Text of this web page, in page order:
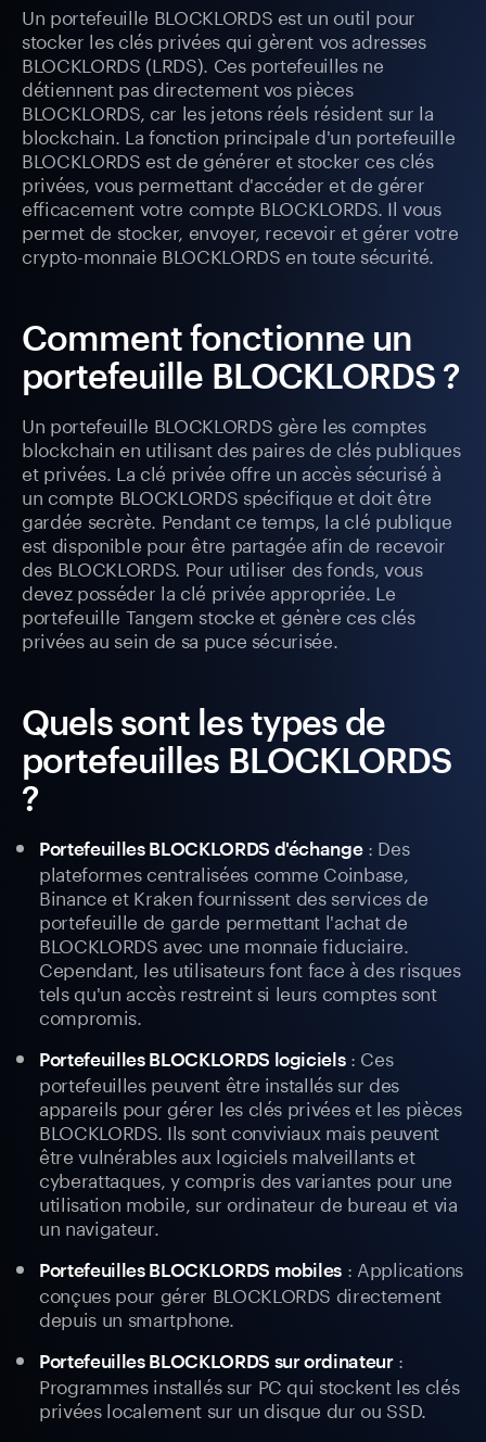
Un portefeuille BLOCKLORDS est un outil pour
stocker les clés privées qui gèrent vos adresses
BLOCKLORDS (LRDS). Ces portefeuilles ne
détiennent pas directement vos pièces
BLOCKLORDS, car les jetons réels résident sur la
blockchain. La fonction principale d'un portefeuille
BLOCKLORDS est de générer et stocker ces clés
privées, vous permettant d'accéder et de gérer
efficacement votre compte BLOCKLORDS. Il vous
permet de stocker, envoyer, recevoir et gérer votre
crypto-monnaie BLOCKLORDS en toute sécurité.
Comment fonctionne un
portefeuille BLOCKLORDS ?
Un portefeuille BLOCKLORDS gère les comptes
blockchain en utilisant des paires de clés publiques
et privées. La clé privée offre un accès sécurisé à
un compte BLOCKLORDS spécifique et doit être
gardée secrète. Pendant ce temps, la clé publique
est disponible pour être partagée afin de recevoir
des BLOCKLORDS. Pour utiliser des fonds, vous
devez posséder la clé privée appropriée. Le
portefeuille Tangem stocke et génère ces clés
privées au sein de sa puce sécurisée.
Quels sont les types de
portefeuilles BLOCKLORDS
?
Portefeuilles BLOCKLORDS d'échange: Des
plateformes centralisées comme Coinbase,
Binance et Kraken fournissent des services de
portefeuille de garde permettant l'achat de
BLOCKLORDS avec une monnaie fiduciaire.
Cependant, les utilisateurs font face à des risques
tels qu'un accès restreint si leurs comptes sont
compromis.
Portefeuilles BLOCKLORDS logiciels: Ces
portefeuilles peuvent être installés sur des
appareils pour gérer les clés privées et les pièces
BLOCKLORDS. Ils sont conviviaux mais peuvent
être vulnérables aux logiciels malveillants et
cyberattaques, y compris des variantes pour une
utilisation mobile, sur ordinateur de bureau et via
un navigateur.
Portefeuilles BLOCKLORDS mobiles : Applications
conçues pour gérer BLOCKLORDS directement
depuis un smartphone.
Portefeuilles BLOCKLORDS sur ordinateur:
Programmes installés sur PC qui stockent les clés
privées localement sur un disque dur ou SSD.